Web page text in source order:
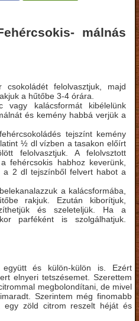
málnás
felolvasztjuk, majd
a hűtőbe 3-4 órára.
vagy kalácsformát kibélelünk
és kemény habbá verjük a
tejszínt kemény
½ dl vízben a tasakon előírt
felolvasztjuk. A felolvsztott
fehércsokis habhoz keverünk,
a 2 dl tejszínből felvert habot a
a kalácsformába,
rakjuk. Ezután kiborítjuk,
és szeleteljük. Ha a
parféként is szolgálhatjuk.
együtt és külön-külön is. Ezért
elnyeri tetszésemet. Szerettem
megbolondítani, de mivel
Szerintem még finomabb
egy zöld citrom reszelt héját és